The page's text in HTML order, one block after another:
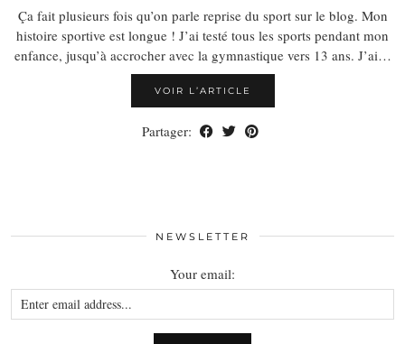
Ça fait plusieurs fois qu’on parle reprise du sport sur le blog. Mon
histoire sportive est longue ! J’ai testé tous les sports pendant mon
enfance, jusqu’à accrocher avec la gymnastique vers 13 ans. J’ai…
VOIR L’ARTICLE
Partager:
NEWSLETTER
Your email: